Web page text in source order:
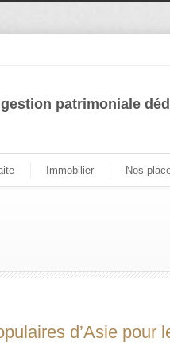
patrimoniale
Immobilier Nos
d’Asie pour